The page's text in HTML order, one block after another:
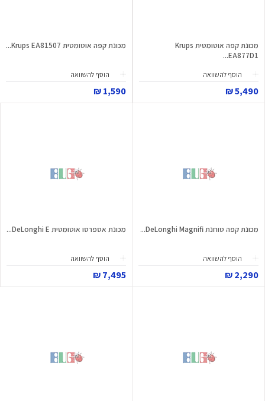
מכונת קפה אוטומטית Krups
EA877D1...
הוסף להשוואה
5,490 ₪
מכונת קפה אוטומטית Krups EA81507...
הוסף להשוואה
1,590 ₪
מכונת קפה טוחנת DeLonghi Magnifi...
הוסף להשוואה
2,290 ₪
מכונת אספרסו אוטומטית DeLonghi E...
הוסף להשוואה
7,495 ₪